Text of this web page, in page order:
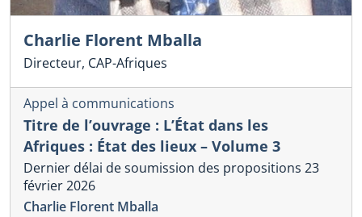
Charlie Florent Mballa
Directeur, CAP-Afriques
Appel à communications
Titre de l’ouvrage : L’État dans les
Afriques : État des lieux – Volume 3
Dernier délai de soumission des propositions 23
février 2026
Charlie Florent Mballa